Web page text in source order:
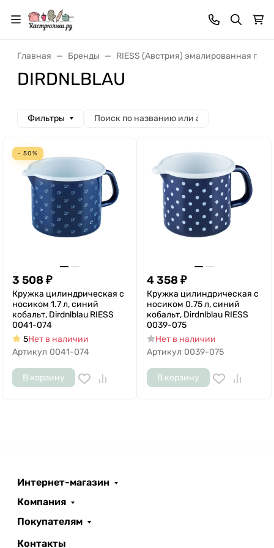
Главная Бренды RIESS (Австрия) эмалированная
DIRDNLBLAU
Фильтры
- 50%
3 508 ₽
Кружка цилиндрическая с
носиком 1.7 л, синий
кобальт, Dirdnlblau RIESS
0041-074
5Нет в наличии
Артикул 0041-074
В корзину
4 358 ₽
Кружка цилиндрическая с
носиком 0.75 л, синий
кобальт, Dirdnlblau RIESS
0039-075
Нет в наличии
Артикул 0039-075
В корзину
Интернет-магазин
Компания
Покупателям
Контакты